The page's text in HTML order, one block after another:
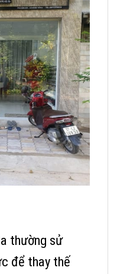
thường sử
để thay thế